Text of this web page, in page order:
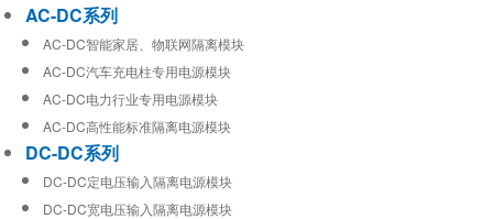
AC-DC系列
AC-DC智能家居、物联网隔离模块
AC-DC汽车充电柱专用电源模块
AC-DC电力行业专用电源模块
AC-DC高性能标准隔离电源模块
DC-DC系列
DC-DC定电压输入隔离电源模块
DC-DC宽电压输入隔离电源模块